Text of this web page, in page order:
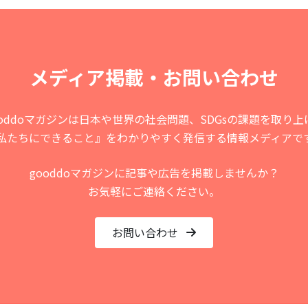
メディア掲載・お問い合わせ
マガジンは日本や世界の社会問題、SDGsの課題を取り上
たちにできること』をわかりやすく 発信する情報メディアで
gooddoマガジンに記事や広告を掲載しませんか？
お気軽にご連絡ください。
お問い合わせ